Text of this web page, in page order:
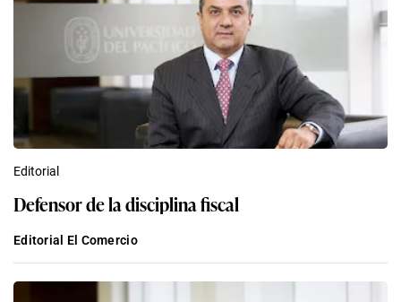
Editorial
Defensor de la disciplina fiscal
Editorial El Comercio